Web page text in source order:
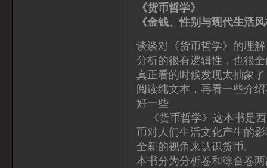
《货币哲学》
《金钱、性别与现代
谈谈对《货币哲学》的理
分析的很有逻辑性，也很
真正看的时候发现太抽象
阅读纯文本，再看一些介
好一些。
《货币哲学》这本书是
币对人们生活文化产生的
全新的视角来认识货币。
本书分为分析卷和综合卷